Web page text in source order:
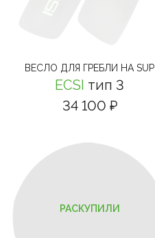
ВЕСЛО ДЛЯ ГРЕБЛИ НА SUP
ECSI тип 3
34 100 ₽
РАСКУПИЛИ